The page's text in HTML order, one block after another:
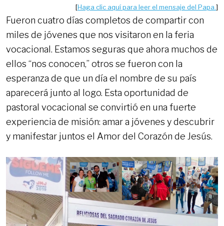
[Haga clic aquí para leer el mensaje del Papa.]
Fueron cuatro días completos de compartir con
miles de jóvenes que nos visitaron en la feria
vocacional. Estamos seguras que ahora muchos de
ellos “nos conocen,” otros se fueron con la
esperanza de que un día el nombre de su país
aparecerá junto al logo. Esta oportunidad de
pastoral vocacional se convirtió en una fuerte
experiencia de misión: amar a jóvenes y descubrir
y manifestar juntos el Amor del Corazón de Jesús.